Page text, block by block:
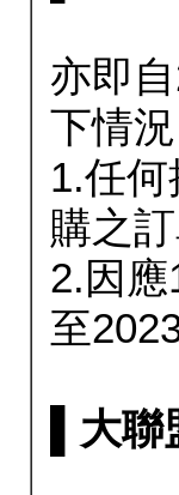
亦即
下情況
1.任
購之訂
2.因
至
▌大